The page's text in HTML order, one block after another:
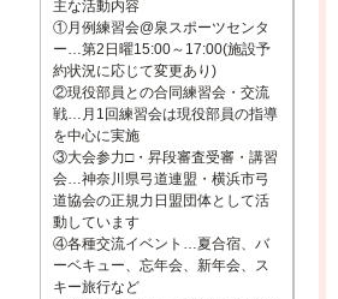
主な活動内容
①月例練習会@泉スポーツセンタ
ー…第2日曜15:00～17:00(施設予
約状況に応じて変更あり)
②現役部員との合同練習会・交流
戦…月1回練習会は現役部員の指導
を中心に実施
③大会参力□・昇段審査受審・講習
会…神奈川県弓道連盟・横浜市弓
道協会の正規力日盟団体として活
動しています
④各種交流イベント…夏合宿、バ
ーベキュー、忘年会、新年会、ス
キー旅行など